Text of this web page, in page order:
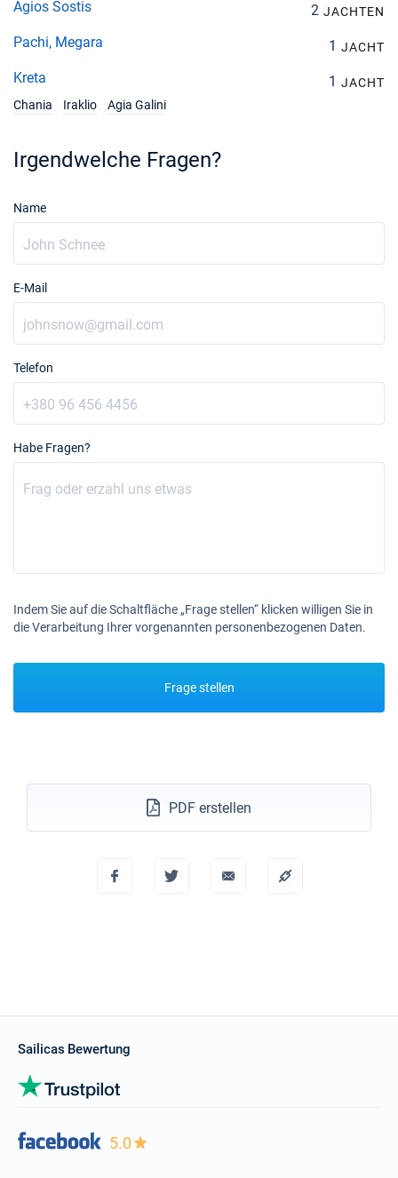
Agios Sostis 2 JACHTEN
Pachi, Megara 1 JACHT
Kreta 1 JACHT
Chania
Iraklio Agia Galini
Irgendwelche Fragen?
Name
E-Mail
Telefon
Habe Fragen?
Indem Sie auf die Schaltfläche „Frage stellen“ klicken willigen Sie in
die Verarbeitung Ihrer vorgenannten personenbezogenen Daten.
Frage stellen
PDF erstellen
Sailicas Bewertung
5.0